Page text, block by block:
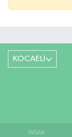
KOCAELİ
İMSAK